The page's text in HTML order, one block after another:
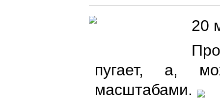
20
пугает, а,
масштабами.